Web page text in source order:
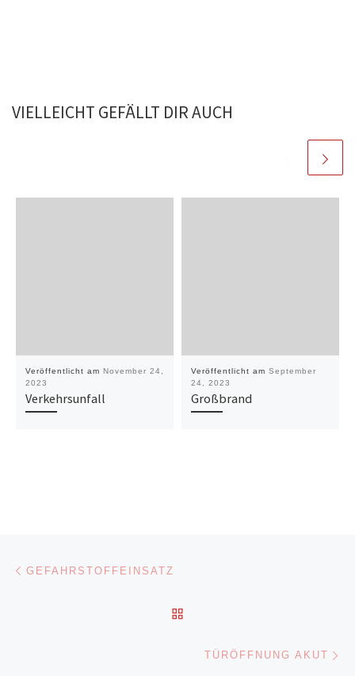
VIELLEICHT GEFÄLLT DIR AUCH
Veröffentlicht am November 24,
2023
Verkehrsunfall
Veröffentlicht am September
24, 2023
Großbrand
Beitragsnavigation
GEFAHRSTOFFEINSATZ
TÜRÖFFNUNG AKUT